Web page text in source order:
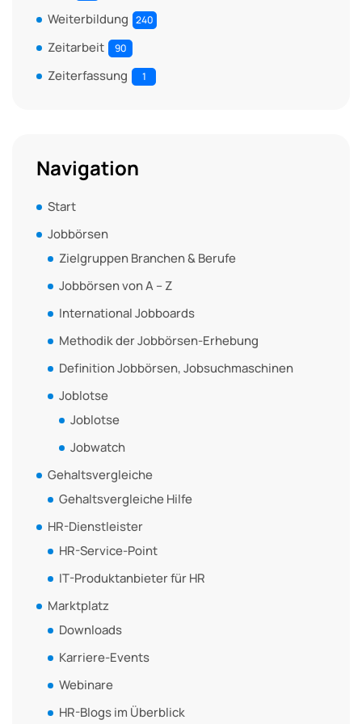
Weiterbildung 240
Zeitarbeit 90
Zeiterfassung 1
Navigation
Start
Jobbörsen
Zielgruppen Branchen & Berufe
Jobbörsen von A – Z
International Jobboards
Methodik der Jobbörsen-Erhebung
Definition Jobbörsen, Jobsuchmaschinen
Joblotse
Joblotse
Jobwatch
Gehaltsvergleiche
Gehaltsvergleiche Hilfe
HR-Dienstleister
HR-Service-Point
IT-Produktanbieter für HR
Marktplatz
Downloads
Karriere-Events
Webinare
HR-Blogs im Überblick